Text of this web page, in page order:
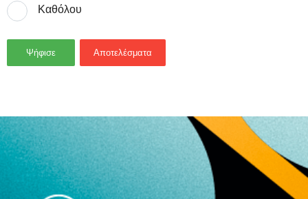
Καθόλου
Ψήφισε Αποτελέσματα
- Advertisement -